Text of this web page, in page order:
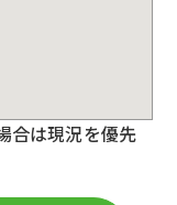
合は現況を優先